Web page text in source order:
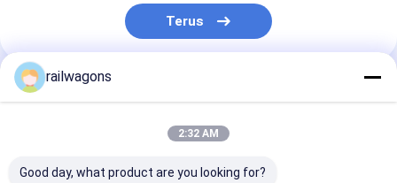
Terus
Kategori Kami
railwagons
2:32 AM
Good day, what product are you looking for?